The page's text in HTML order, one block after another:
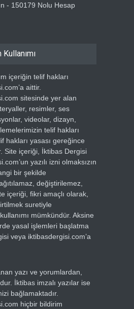
- 150179 Nolu Hesap
içeriğin telif hakları
aittir.
sitesinde yer alan
resimler, ses
videolar, dizayn,
telif hakları
hakları yasası gereğince
Site içeriği, İktibas Dergisi
yazılı izni olmaksızın
bir şekilde
değiştirilemez,
içeriği, fikri amaçlı olarak,
suretiyle
mümkündür. Aksine
yasal işlemleri başlatma
veya iktibasdergisi.com’a
yazı ve yorumlardan,
İktibas imzalı yazılar ise
bağlamaktadır.
hiçbir bildirim